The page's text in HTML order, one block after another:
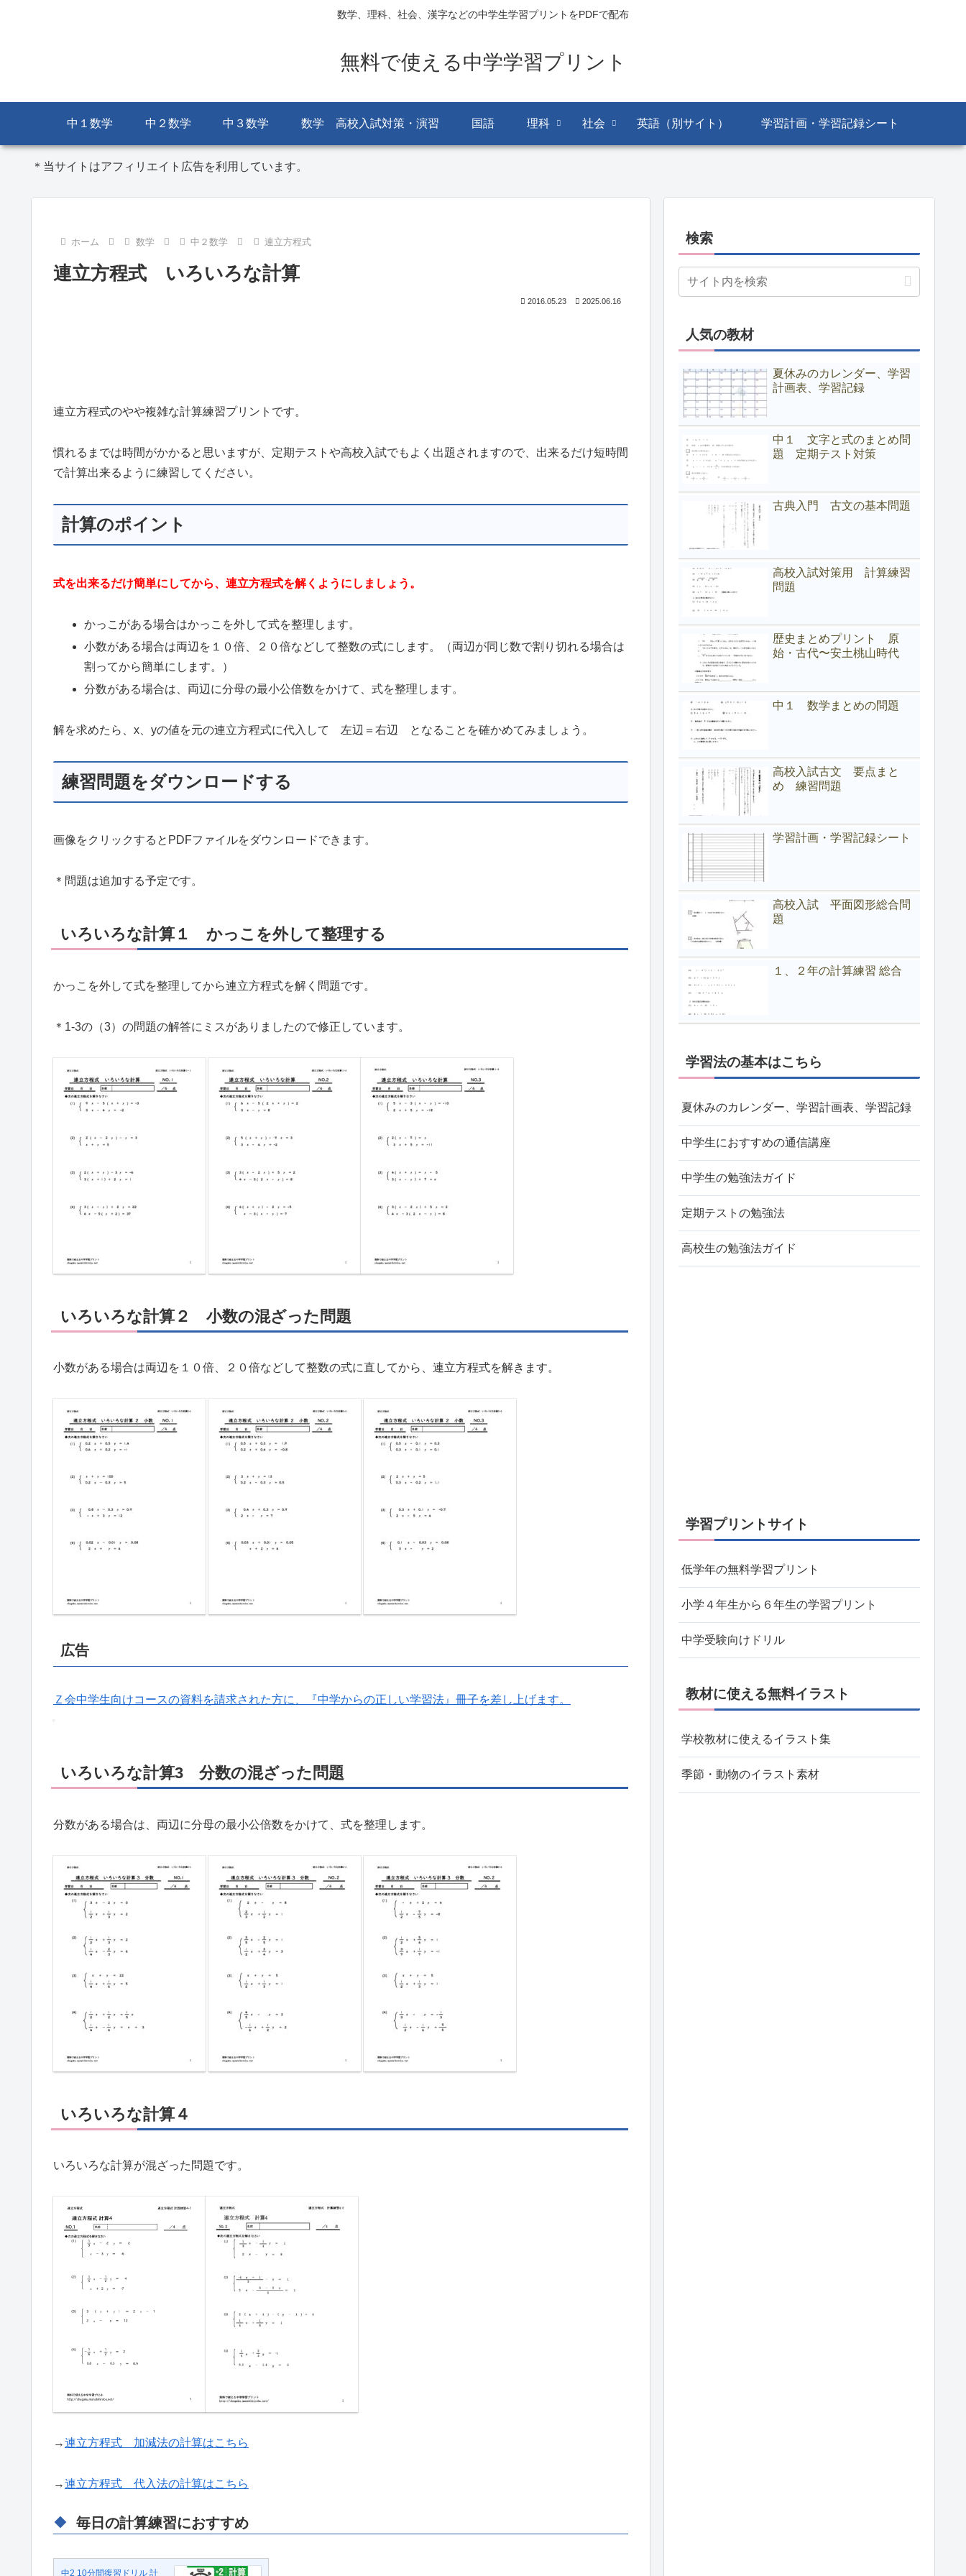
数学、理科、社会、漢字などの中学生学習プリントをPDFで配布
無料で使える中学学習プリント
中１数学 中２数学 中３数学 数学 高校入試対策・演習 国語 理科 社会 英語（別サイト） 学習計画・学習記録シート
＊当サイトはアフィリエイト広告を利用しています。
ホーム 数学 中２数学 連立方程式
連立方程式 いろいろな計算
2016.05.23 2025.06.16
連立方程式のやや複雑な計算練習プリントです。
慣れるまでは時間がかかると思いますが、定期テストや高校入試でもよく出題されますので、出来るだけ短時間
で計算出来るように練習してください。
計算のポイント
式を出来るだけ簡単にしてから、連立方程式を解くようにしましょう。
かっこがある場合はかっこを外して式を整理します。
小数がある場合は両辺を１０倍、２０倍などして整数の式にします。（両辺が同じ数で割り切れる場合は
割ってから簡単にします。）
分数がある場合は、両辺に分母の最小公倍数をかけて、式を整理します。
解を求めたら、x、yの値を元の連立方程式に代入して 左辺＝右辺 となることを確かめてみましょう。
練習問題をダウンロードする
画像をクリックするとPDFファイルをダウンロードできます。
＊問題は追加する予定です。
いろいろな計算１ かっこを外して整理する
かっこを外して式を整理してから連立方程式を解く問題です。
＊1-3の（3）の問題の解答にミスがありましたので修正しています。
いろいろな計算２ 小数の混ざった問題
小数がある場合は両辺を１０倍、２０倍などして整数の式に直してから、連立方程式を解きます。
広告
Ｚ会中学生向けコースの資料を請求された方に、『中学からの正しい学習法』冊子を差し上げます。
いろいろな計算3 分数の混ざった問題
分数がある場合は、両辺に分母の最小公倍数をかけて、式を整理します。
いろいろな計算４
いろいろな計算が混ざった問題です。
→連立方程式 加減法の計算はこちら
→連立方程式 代入法の計算はこちら
毎日の計算練習におすすめ
中2 10分間復習ドリル 計
検索
人気の教材
夏休みのカレンダー、学習
計画表、学習記録
中１ 文字と式のまとめ問
題 定期テスト対策
古典入門 古文の基本問題
高校入試対策用 計算練習
問題
歴史まとめプリント 原
始・古代〜安土桃山時代
中１ 数学まとめの問題
高校入試古文 要点まと
め 練習問題
学習計画・学習記録シート
高校入試 平面図形総合問
題
１、２年の計算練習 総合
学習法の基本はこちら
夏休みのカレンダー、学習計画表、学習記録
中学生におすすめの通信講座
中学生の勉強法ガイド
定期テストの勉強法
高校生の勉強法ガイド
学習プリントサイト
低学年の無料学習プリント
小学４年生から６年生の学習プリント
中学受験向けドリル
教材に使える無料イラスト
学校教材に使えるイラスト集
季節・動物のイラスト素材